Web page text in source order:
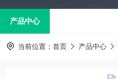
产品中心
当前位置： 首页 产品中心